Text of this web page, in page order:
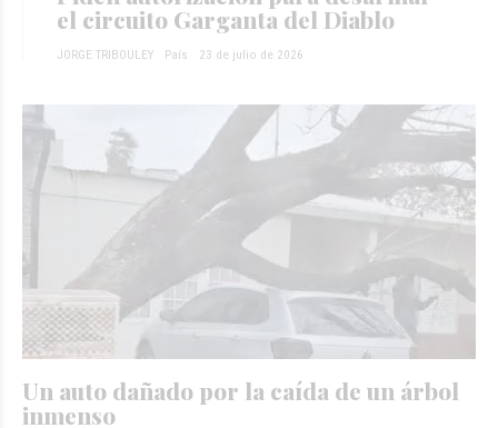
el circuito Garganta del Diablo
JORGE TRIBOULEY País 23 de julio de 2026
Un auto dañado por la caída de un árbol
inmenso